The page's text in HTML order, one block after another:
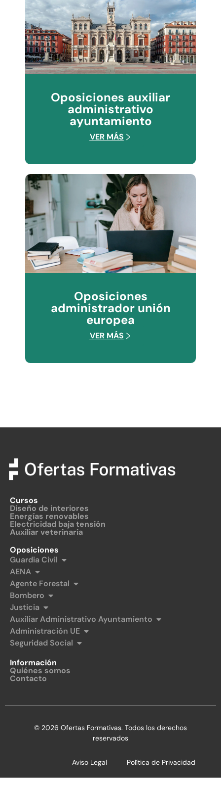
Oposiciones auxiliar
administrativo
ayuntamiento
VER MÁS
Oposiciones
administrador unión
europea
VER MÁS
Cursos
Diseño de interiores
Energías renovables
Electricidad baja tensión
Auxiliar veterinaria
Oposiciones
Guardia Civil
AENA
Agente Forestal
Bombero
Justicia
Auxiliar Administrativo Ayuntamiento
Administración UE
Seguridad Social
Información
Quiénes somos
Contacto
© 2026 Ofertas Formativas. Todos los derechos
reservados
Aviso Legal Política de Privacidad